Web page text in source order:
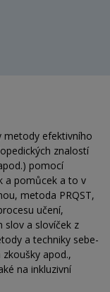
metody efektivního
znalostí
pomocí
a pomůcek a to v
metoda PRQST,
učení,
slov a slovíček z
a techniky sebe-
apod.,
na inkluzivní